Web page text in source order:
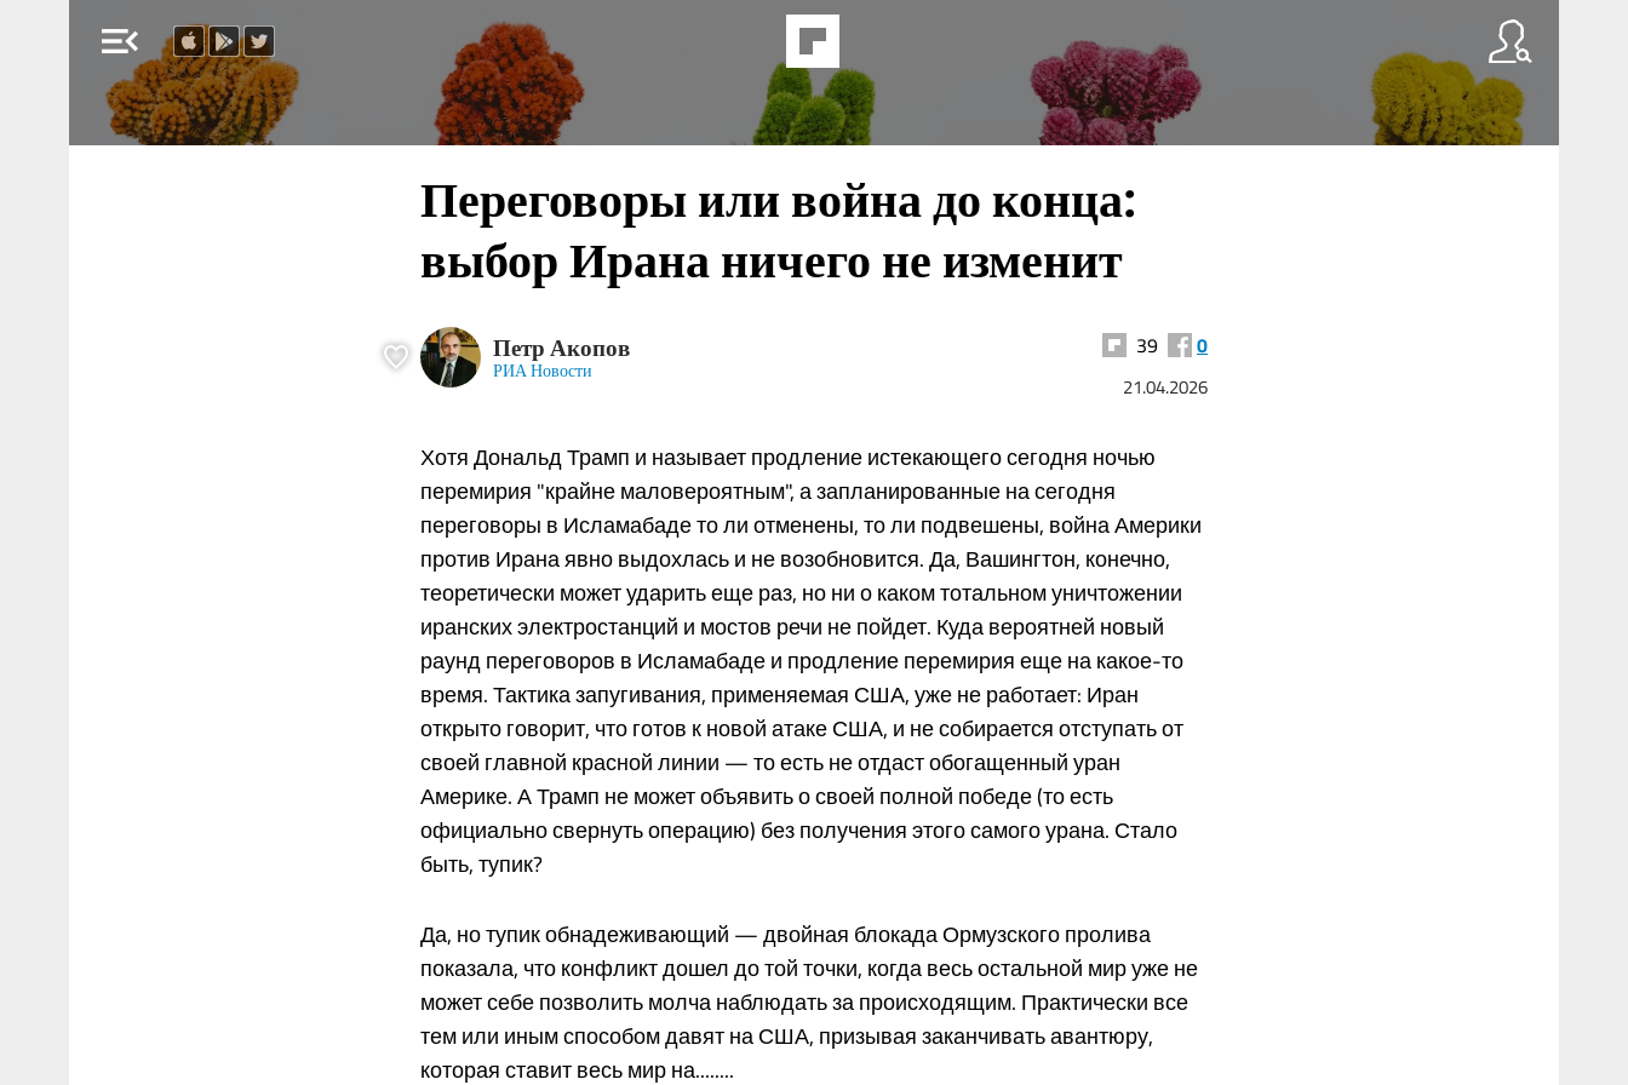
menu_open
Переговоры или война до конца:
выбор Ирана ничего не изменит
Петр Акопов
РИА Новости
39 0
21.04.2026
Хотя Дональд Трамп и называет продление истекающего сегодня ночью
перемирия "крайне маловероятным", а запланированные на сегодня
переговоры в Исламабаде то ли отменены, то ли подвешены, война Америки
против Ирана явно выдохлась и не возобновится. Да, Вашингтон, конечно,
теоретически может ударить еще раз, но ни о каком тотальном уничтожении
иранских электростанций и мостов речи не пойдет. Куда вероятней новый
раунд переговоров в Исламабаде и продление перемирия еще на какое-то
время. Тактика запугивания, применяемая США, уже не работает: Иран
открыто говорит, что готов к новой атаке США, и не собирается отступать от
своей главной красной линии — то есть не отдаст обогащенный уран
Америке. А Трамп не может объявить о своей полной победе (то есть
официально свернуть операцию) без получения этого самого урана. Стало
быть, тупик?
Да, но тупик обнадеживающий — двойная блокада Ормузского пролива
показала, что конфликт дошел до той точки, когда весь остальной мир уже не
может себе позволить молча наблюдать за происходящим. Практически все
тем или иным способом давят на США, призывая заканчивать авантюру,
которая ставит весь мир на........